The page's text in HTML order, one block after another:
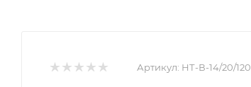
Артикул: НТ-В-14/20/120